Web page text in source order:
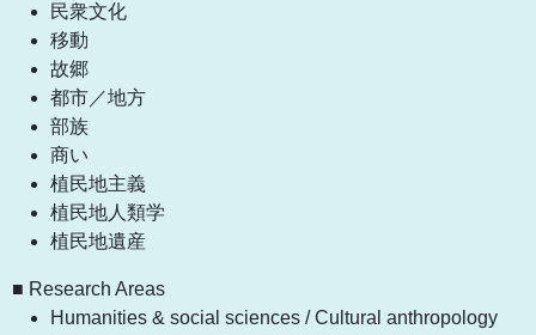
民衆文化
移動
故郷
都市／地方
部族
商い
植民地主義
植民地人類学
植民地遺産
■ Research Areas
Humanities & social sciences / Cultural anthropology